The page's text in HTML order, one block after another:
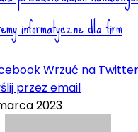
informatyczne dla firm
Wrzuć na Twitter
przez email
2023